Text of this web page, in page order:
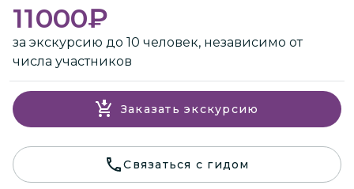
11000₽
за экскурсию до 10 человек, независимо от
числа участников
Заказать экскурсию
Связаться с гидом